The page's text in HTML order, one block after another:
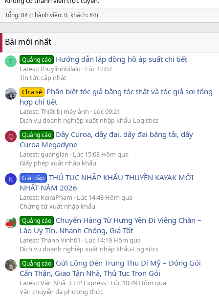
Tổng: 84 (Thành viên: 0, khách: 84)
Bài mới nhất
T Quảng cáo Hướng dẫn lắp đồng hồ áp suất chi tiết
Latest: thuylinhbilalo
Lúc 12:07
Tin tức cập nhật
Chia sẻ Phân biệt tóc giả bằng tóc thật và tóc giả sợi tổng
hợp chi tiết
Latest: Thiết bị máy ảnh
Lúc 09:21
Dịch vụ doanh nghiệp xuất nhập khẩu-Logistics
Q Quảng cáo Dây Curoa, dây đai, dây đai băng tải, dây
Curoa Megadyne
Latest: quanglan
Lúc 15:03 Hôm qua
Giấy phép xuất nhập khẩu
K Giải đáp THỦ TỤC NHẬP KHẨU THUYỀN KAYAK MỚI
NHẤT NĂM 2026
Latest: KeiraPham
Lúc 14:48 Hôm qua
Chứng từ xuất nhập khẩu
Quảng cáo Chuyển Hàng Từ Hưng Yên Đi Viêng Chăn –
Lào Uy Tín, Nhanh Chóng, Giá Tốt
Latest: Thành Vinh01
Lúc 14:19 Hôm qua
Dịch vụ doanh nghiệp xuất nhập khẩu-Logistics
Quảng cáo Gửi Lồng Đèn Trung Thu Đi Mỹ – Đóng Gói
Cẩn Thận, Giao Tận Nhà, Thủ Tục Trọn Gói
Latest: Văn Nhã _LHP Express Lúc 10:49 Hôm qua
Vận chuyển đa phương thức